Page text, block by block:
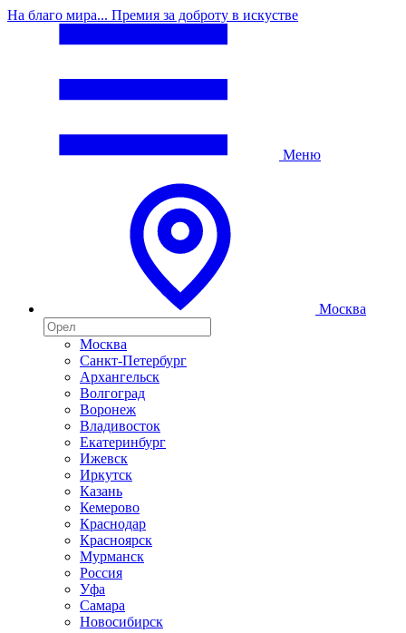
На благо мира... Премия за доброту в искустве
Меню
Москва
Москва
Санкт-Петербург
Архангельск
Волгоград
Воронеж
Владивосток
Екатеринбург
Ижевск
Иркутск
Казань
Кемерово
Краснодар
Красноярск
Мурманск
Россия
Уфа
Самара
Новосибирск